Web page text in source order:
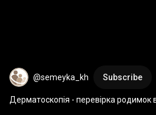
@semeyka_kh Subscribe
Дерматоскопія - перевірка родимок в